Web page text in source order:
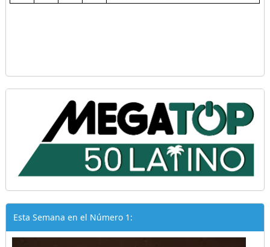
Esta Semana en el Número 1: